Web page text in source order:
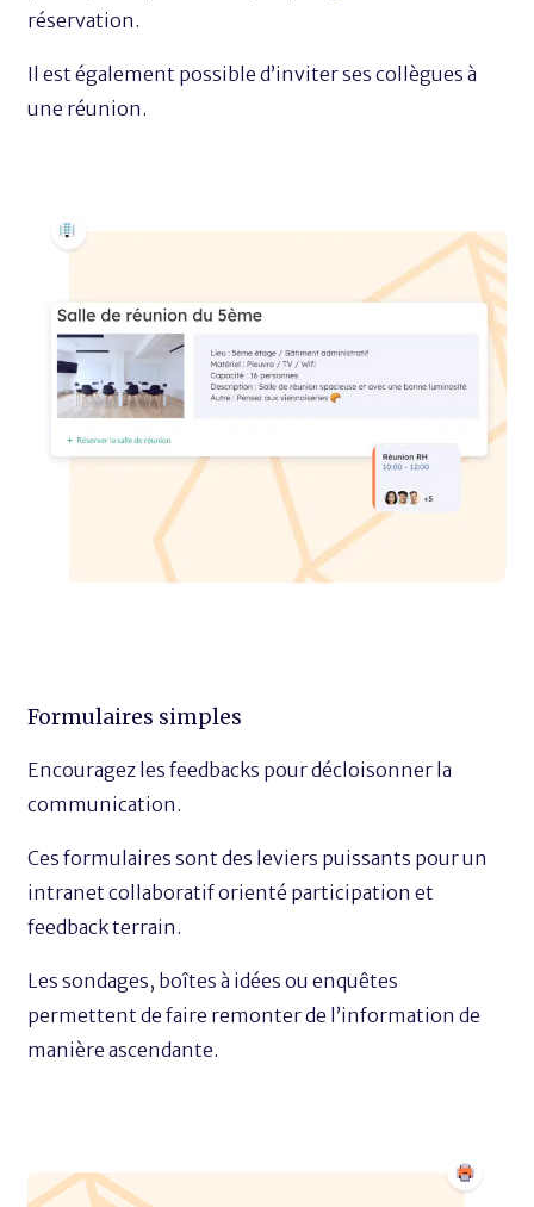
réservation.
Il est également possible d’inviter ses collègues à
une réunion.
Formulaires simples
Encouragez les feedbacks pour décloisonner la
communication.
Ces formulaires sont des leviers puissants pour un
intranet collaboratif orienté participation et
feedback terrain.
Les sondages, boîtes à idées ou enquêtes
permettent de faire remonter de l’information de
manière ascendante.